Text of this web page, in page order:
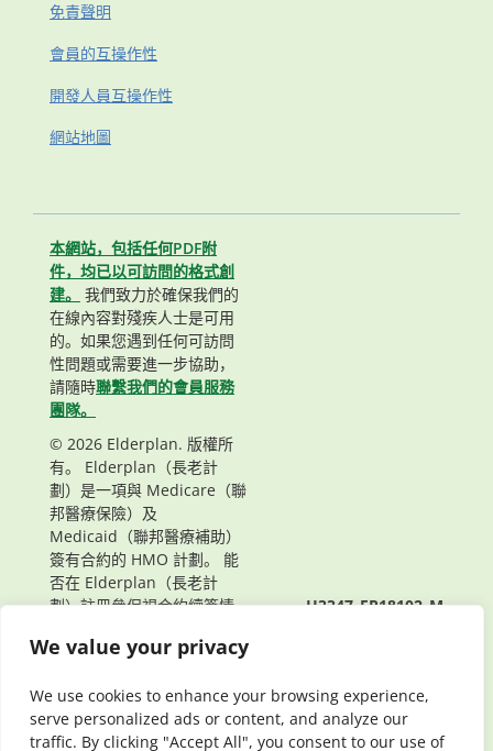
We value your privacy
We use cookies to enhance your browsing experience,
serve personalized ads or content, and analyze our
traffic. By clicking "Accept All", you consent to our use of
免責聲明
會員的互操作性
開發人員互操作性
網站地圖
本網站，包括任何PDF附
件，均已以可訪問的格式創
建。
我們致力於確保我們的
在線內容對殘疾人士是可用
的。如果您遇到任何可訪問
性問題或需要進一步協助，
請隨時聯繫我們的會員服務
團隊。
© 2026 Elderplan. 版權所
有。 Elderplan（長老計
劃）是一項與 Medicare（聯
邦醫療保險）及
Medicaid（聯邦醫療補助）
簽有合約的 HMO 計劃。 能
否在 Elderplan（長老計
劃）註冊參保視合約續簽情
H3347_EP18102_M